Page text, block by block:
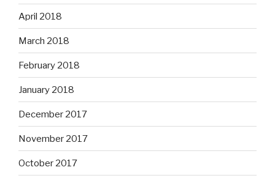
April 2018
March 2018
February 2018
January 2018
December 2017
November 2017
October 2017